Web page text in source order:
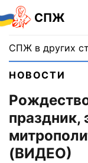
СПЖ
СПЖ в других
НОВОСТИ
праздник,
(ВИДЕО)